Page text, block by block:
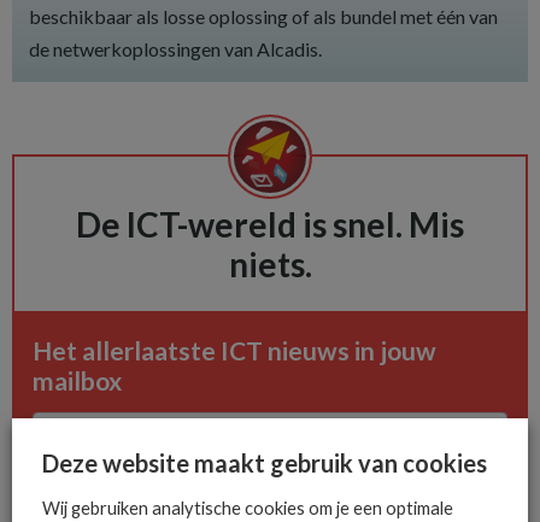
beschikbaar als losse oplossing of als bundel met één van
de netwerkoplossingen van Alcadis.
De ICT-wereld is snel. Mis
niets.
Het allerlaatste ICT nieuws in jouw
mailbox
AANMELDEN
Deze website maakt gebruik van cookies
Wij gebruiken analytische cookies om je een optimale